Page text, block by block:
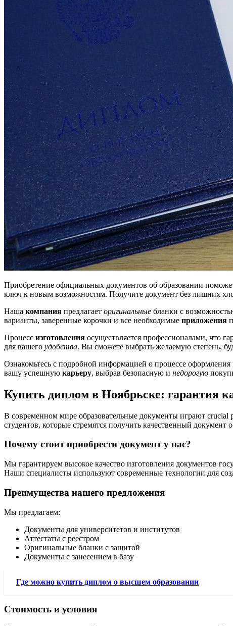
Приобретение официальных документов об образовании
ключ к новым возможностям. Получите документ без лишних
Наша компания предлагает оригинальные бланки с
варианты, заверенные корочки и все необходимые приложения
Процесс изготовления осуществляется профессионалами, что
для вашего удобства. Вы сможете выбрать желаемую степень,
Ознакомьтесь с подробной информацией о процессе оформления
вашу успешную карьеру, выбрав безопасную и недорогую
Купить диплом в Ноябрьске: гарантия
В современном мире образовательные документы играют crucial
студентов, которые стремятся получить качественный
Почему стоит приобрести документ у нас?
Мы гарантируем высокое качество изготовления документов
Наши специалисты используют современные технологии для
Преимущества нашего предложения
Мы предлагаем:
Документы для университетов и институтов
Аттестаты с реестром
Оригинальные бланки с защитой
Документы с занесением в базу
Где можно купить диплом о высшем образовании
Стоимость и условия